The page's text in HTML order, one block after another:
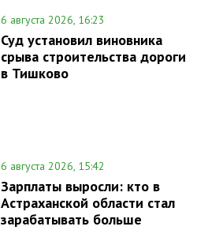
6 августа 2026, 16:23
Суд установил виновника
срыва строительства дороги
в Тишково
6 августа 2026, 15:42
Зарплаты выросли: кто в
Астраханской области стал
зарабатывать больше